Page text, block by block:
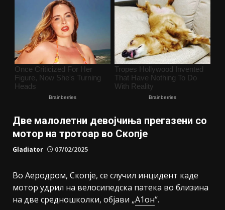
Две малолетни девојчиња прегазени со
мотор на тротоар во Скопје
Gladiator 07/02/2025
Во Аеродром, Скопје, се случил инцидент каде
мотор удрил на велосипедска патека во близина
на две средношколки, објави „А1он“.